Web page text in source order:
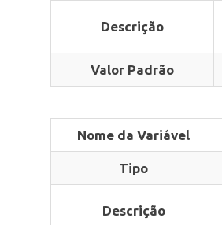
Descrição
Valor Padrão
Nome da Variável
Tipo
Descrição